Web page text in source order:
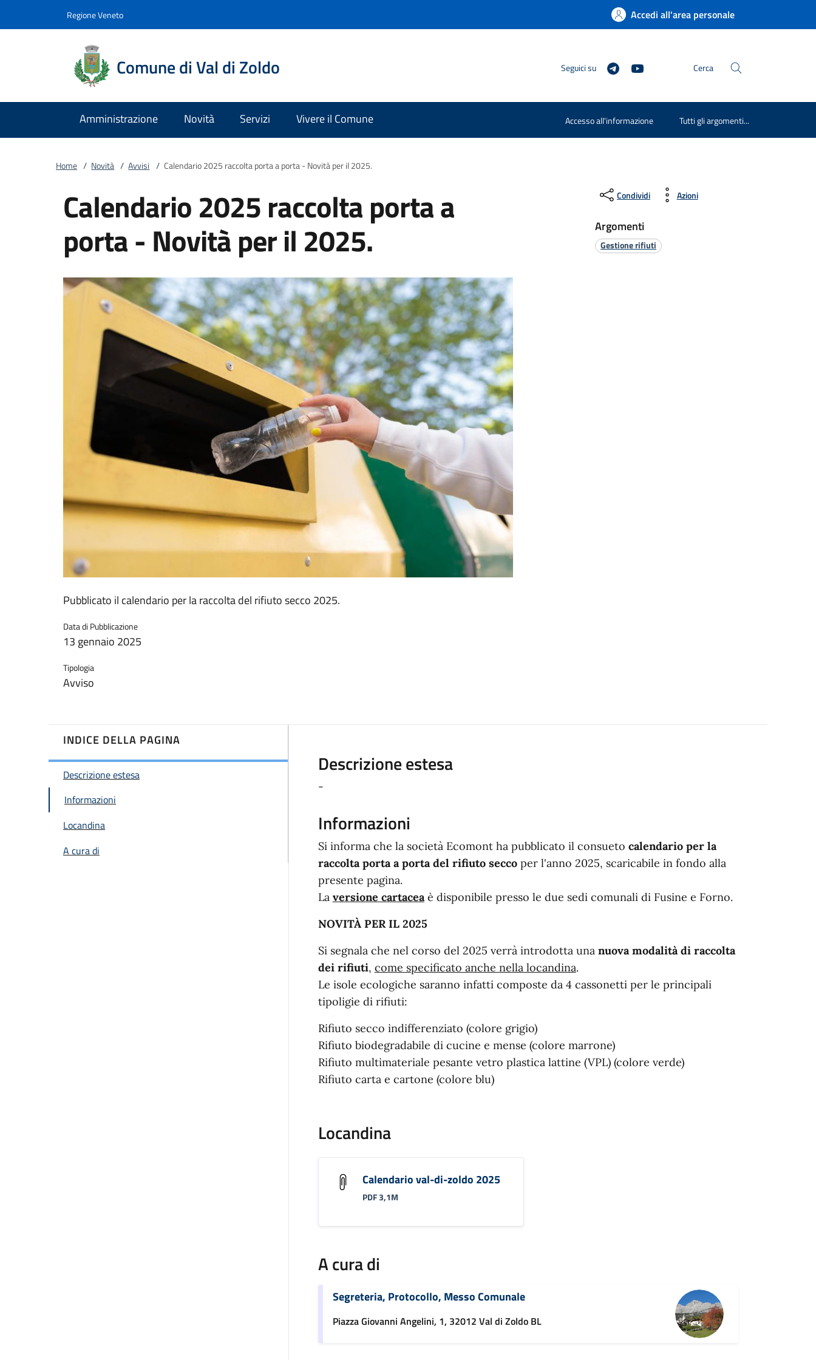
Regione Veneto Accedi all'area personale
Comune di Val di Zoldo Seguici su Cerca
Amministrazione Novità Servizi Vivere il Comune Accesso all'informazione Tutti gli argomenti...
Home / Novità / Avvisi / Calendario 2025 raccolta porta a porta - Novità per il 2025.
Calendario 2025 raccolta porta a
porta - Novità per il 2025.
Pubblicato il calendario per la raccolta del rifiuto secco 2025.
Data di Pubblicazione
13 gennaio 2025
Tipologia
Avviso
Condividi Azioni
Argomenti
Gestione rifiuti
INDICE DELLA PAGINA
Descrizione estesa
Informazioni
Locandina
A cura di
Descrizione estesa
-
Informazioni
Si informa che la società Ecomont ha pubblicato il consueto calendario per la
raccolta porta a porta del rifiuto seccoper l'anno 2025, scaricabile in fondo alla
presente pagina.
La versione cartaceaè disponibile presso le due sedi comunali di Fusine e Forno.
NOVITÀ PER IL 2025
Si segnala che nel corso del 2025 verrà introdotta una nuova modalità di raccolta
dei rifiuti, come specificato anche nella locandina.
Le isole ecologiche saranno infatti composte da 4 cassonetti per le principali
tipoligie di rifiuti:
Rifiuto secco indifferenziato (colore grigio)
Rifiuto biodegradabile di cucine e mense (colore marrone)
Rifiuto multimateriale pesante vetro plastica lattine (VPL) (colore verde)
Rifiuto carta e cartone (colore blu)
Locandina
Calendario val-di-zoldo 2025
PDF 3,1M
A cura di
Segreteria, Protocollo, Messo Comunale
Piazza Giovanni Angelini, 1, 32012 Val di Zoldo BL